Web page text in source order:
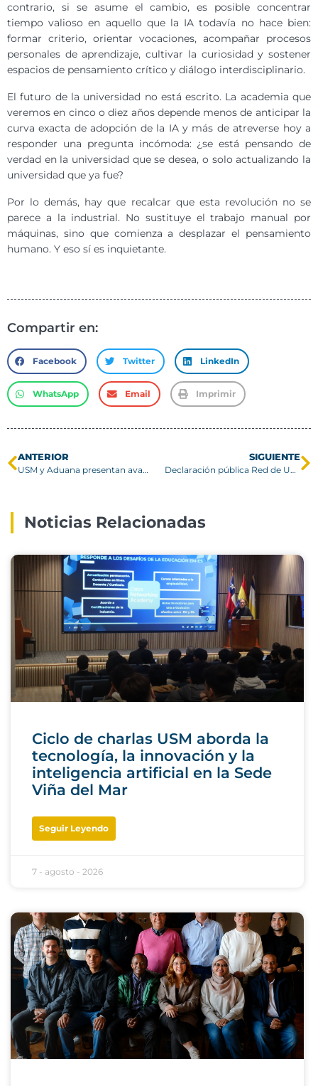
contrario, si se asume el cambio, es posible concentrar
tiempo valioso en aquello que la IA todavía no hace bien:
formar criterio, orientar vocaciones, acompañar procesos
personales de aprendizaje, cultivar la curiosidad y sostener
espacios de pensamiento crítico y diálogo interdisciplinario.
El futuro de la universidad no está escrito. La academia que
veremos en cinco o diez años depende menos de anticipar la
curva exacta de adopción de la IA y más de atreverse hoy a
responder una pregunta incómoda: ¿se está pensando de
verdad en la universidad que se desea, o solo actualizando la
universidad que ya fue?
Por lo demás, hay que recalcar que esta revolución no se
parece a la industrial. No sustituye el trabajo manual por
máquinas, sino que comienza a desplazar el pensamiento
humano. Y eso sí es inquietante.
Compartir en:
Facebook Twitter LinkedIn
WhatsApp Email Imprimir
ANTERIOR
USM y Aduana presentan avances de proyecto que transforma cigarrillos decomisados en compost
SIGUIENTE
Declaración pública Red de Universidades G9
Noticias Relacionadas
Ciclo de charlas USM aborda la
tecnología, la innovación y la
inteligencia artificial en la Sede
Viña del Mar
Seguir Leyendo
7 - agosto - 2026